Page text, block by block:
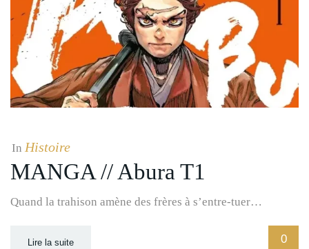
In Histoire
MANGA // Abura T1
Quand la trahison amène des frères à s’entre-tuer…
Lire la suite 0